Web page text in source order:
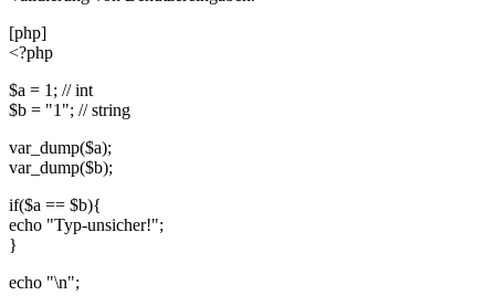
[php]
<?php
$a = 1; // int
$b = "1"; // string
var_dump($a);
var_dump($b);
if($a == $b){
echo "Typ-unsicher!";
}
echo "\n";